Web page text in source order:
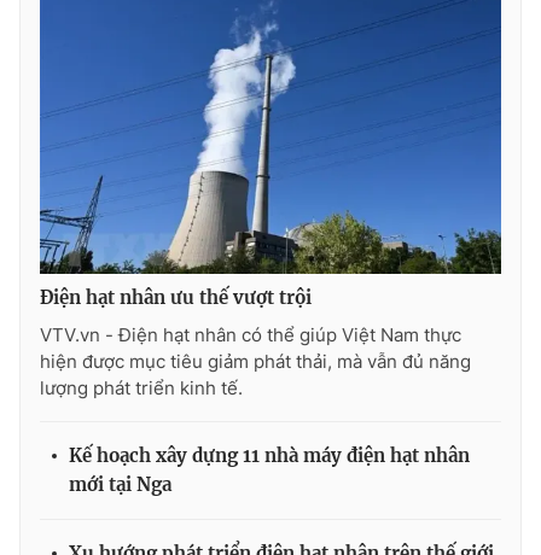
THỜI BÁO VTV
Theo dõi báo trên
Cơ quan chủ quản:Đài Truyền hình Việt Nam
Cơ quan báo chí: Thời báo VTV
Giấy phép hoạt động báo in và báo điện tử số 483/GP-BTTTT
cấp ngày 29/12/2023
Phó Tổng Biên tập:Nguyễn Thị Mỹ Hạnh, Phạm Quốc Thắng,
Nguyễn Trọng Ninh
Điện hạt nhân ưu thế vượt trội
VTV.vn - Điện hạt nhân có thể giúp Việt Nam thực
hiện được mục tiêu giảm phát thải, mà vẫn đủ năng
lượng phát triển kinh tế.
Kế hoạch xây dựng 11 nhà máy điện hạt nhân
mới tại Nga